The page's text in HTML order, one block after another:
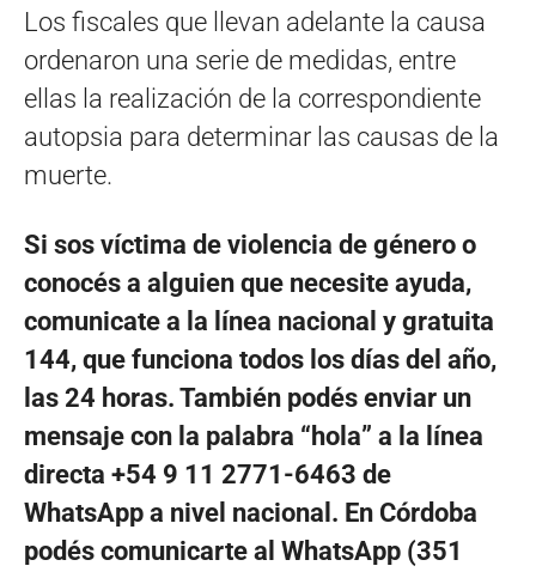
Los fiscales que llevan adelante la causa
ordenaron una serie de medidas, entre
ellas la realización de la correspondiente
autopsia para determinar las causas de la
muerte.
Si sos víctima de violencia de género o
conocés a alguien que necesite ayuda,
comunicate a la línea nacional y gratuita
144, que funciona todos los días del año,
las 24 horas. También podés enviar un
mensaje con la palabra “hola” a la línea
directa +54 9 11 2771-6463 de
WhatsApp a nivel nacional. En Córdoba
podés comunicarte al WhatsApp (351